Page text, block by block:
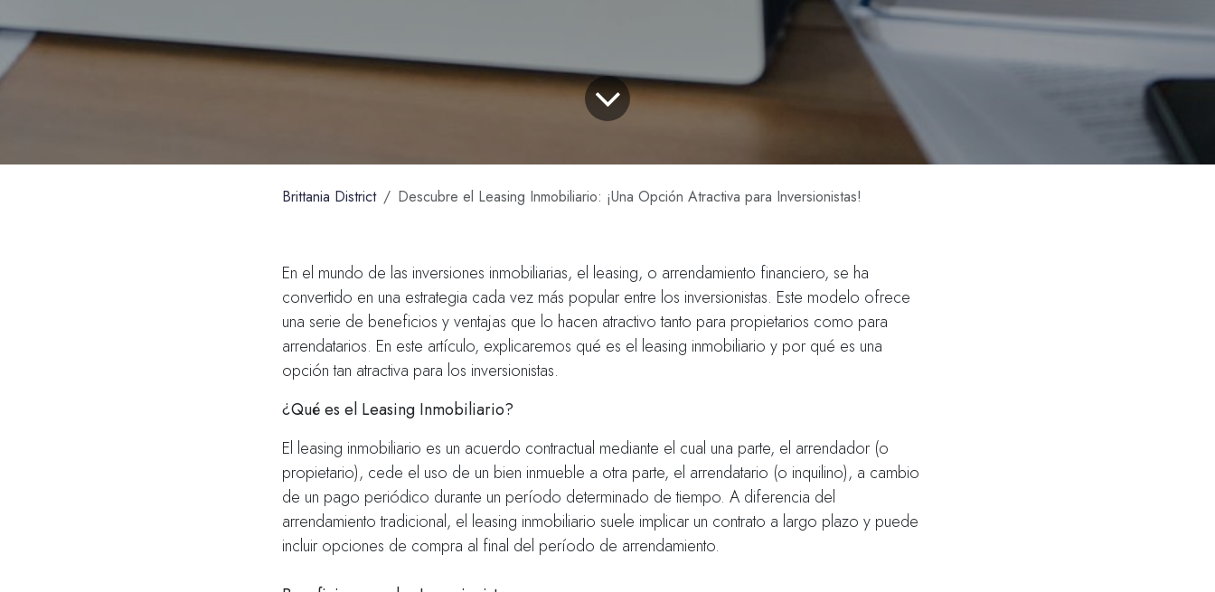
Brittania District Descubre el Leasing Inmobiliario: ¡Una Opción Atractiva para Inversionistas!
En el mundo de las inversiones inmobiliarias, el leasing, o arrendamiento financiero, se ha
convertido en una estrategia cada vez más popular entre los inversionistas. Este modelo ofrece
una serie de beneficios y ventajas que lo hacen atractivo tanto para propietarios como para
arrendatarios. En este artículo, explicaremos qué es el leasing inmobiliario y por qué es una
opción tan atractiva para los inversionistas.
¿Qué es el Leasing Inmobiliario?
El leasing inmobiliario es un acuerdo contractual mediante el cual una parte, el arrendador (o
propietario), cede el uso de un bien inmueble a otra parte, el arrendatario (o inquilino), a cambio
de un pago periódico durante un período determinado de tiempo. A diferencia del
arrendamiento tradicional, el leasing inmobiliario suele implicar un contrato a largo plazo y puede
incluir opciones de compra al final del período de arrendamiento.